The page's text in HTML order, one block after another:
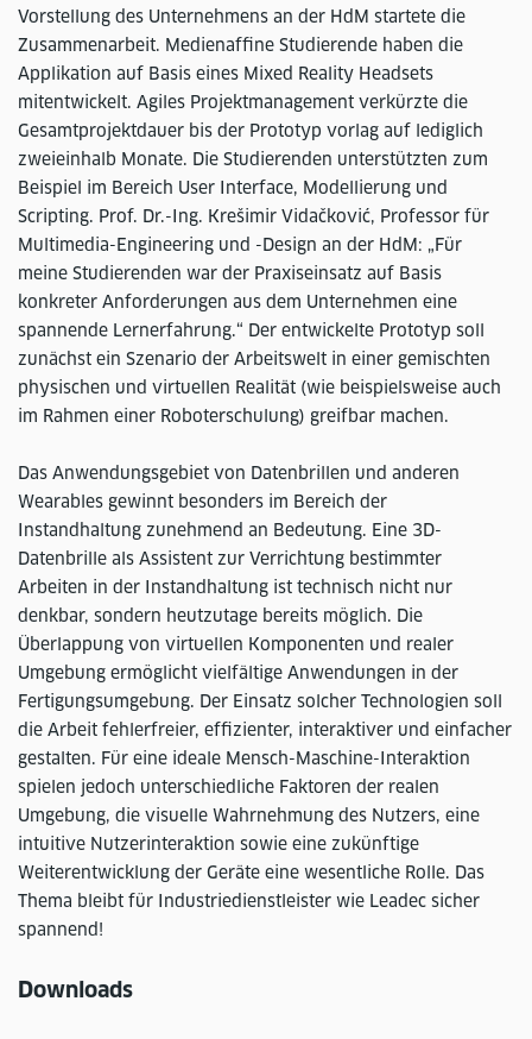
Vorstellung des Unternehmens an der HdM startete die
Zusammenarbeit. Medienaffine Studierende haben die
Applikation auf Basis eines Mixed Reality Headsets
mitentwickelt. Agiles Projektmanagement verkürzte die
Gesamtprojektdauer bis der Prototyp vorlag auf lediglich
zweieinhalb Monate. Die Studierenden unterstützten zum
Beispiel im Bereich User Interface, Modellierung und
Scripting. Prof. Dr.-Ing. Krešimir Vidačković, Professor für
Multimedia-Engineering und -Design an der HdM: „Für
meine Studierenden war der Praxiseinsatz auf Basis
konkreter Anforderungen aus dem Unternehmen eine
spannende Lernerfahrung.“ Der entwickelte Prototyp soll
zunächst ein Szenario der Arbeitswelt in einer gemischten
physischen und virtuellen Realität (wie beispielsweise auch
im Rahmen einer Roboterschulung) greifbar machen.
Das Anwendungsgebiet von Datenbrillen und anderen
Wearables gewinnt besonders im Bereich der
Instandhaltung zunehmend an Bedeutung. Eine 3D-
Datenbrille als Assistent zur Verrichtung bestimmter
Arbeiten in der Instandhaltung ist technisch nicht nur
denkbar, sondern heutzutage bereits möglich. Die
Überlappung von virtuellen Komponenten und realer
Umgebung ermöglicht vielfältige Anwendungen in der
Fertigungsumgebung. Der Einsatz solcher Technologien soll
die Arbeit fehlerfreier, effizienter, interaktiver und einfacher
gestalten. Für eine ideale Mensch-Maschine-Interaktion
spielen jedoch unterschiedliche Faktoren der realen
Umgebung, die visuelle Wahrnehmung des Nutzers, eine
intuitive Nutzerinteraktion sowie eine zukünftige
Weiterentwicklung der Geräte eine wesentliche Rolle. Das
Thema bleibt für Industriedienstleister wie Leadec sicher
spannend!
Downloads